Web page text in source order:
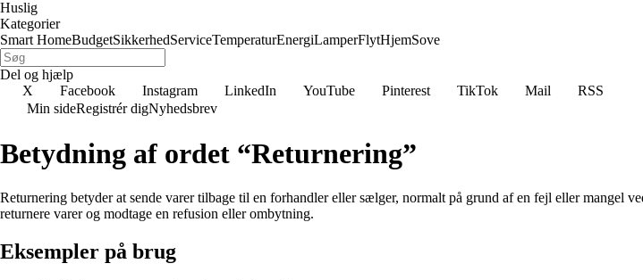
Huslig
Kategorier
Smart HomeBudgetSikkerhedServiceTemperaturEnergiLamperFlytHjemSove
Del og hjælp
X
Facebook Instagram LinkedIn YouTube Pinterest TikTok Mail
RSS
Min sideRegistrér digNyhedsbrev
Betydning af ordet “Returnering”
Returnering betyder at sende varer tilbage til en forhandler eller sælger, normalt på grund af en fejl eller mangel
returnere varer og modtage en refusion eller ombytning.
Eksempler på brug